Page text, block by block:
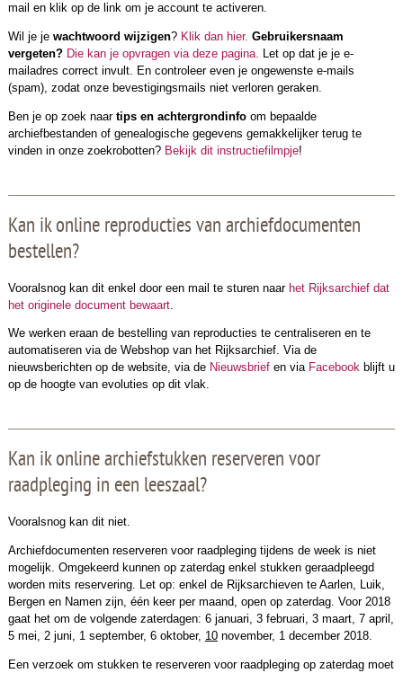
mail en klik op de link om je account te activeren.
Wil je je wachtwoord wijzigen? Klik dan hier. Gebruikersnaam
vergeten? Die kan je opvragen via deze pagina.
Let op dat je je e-
mailadres correct invult. En controleer even je ongewenste e-mails
(spam), zodat onze bevestigingsmails niet verloren geraken.
Ben je op zoek naar tips en achtergrondinfoom bepaalde
archiefbestanden of genealogische gegevens gemakkelijker terug te
vinden in onze zoekrobotten? Bekijk dit instructiefilmpje!
Kan ik online reproducties van archiefdocumenten
bestellen?
Vooralsnog kan dit enkel door een mail te sturen naar het Rijksarchief dat
het originele document bewaart.
We werken eraan de bestelling van reproducties te centraliseren en te
automatiseren via de Webshop van het Rijksarchief. Via de
nieuwsberichten op de website, via de Nieuwsbriefen via Facebookblijft u
op de hoogte van evoluties op dit vlak.
Kan ik online archiefstukken reserveren voor
raadpleging in een leeszaal?
Vooralsnog kan dit niet.
Archiefdocumenten reserveren voor raadpleging tijdens de week is niet
mogelijk. Omgekeerd kunnen op zaterdag enkel stukken geraadpleegd
worden mits reservering. Let op: enkel de Rijksarchieven te Aarlen, Luik,
Bergen en Namen zijn, één keer per maand, open op zaterdag. Voor 2018
gaat het om de volgende zaterdagen: 6 januari, 3 februari, 3 maart, 7 april,
5 mei, 2 juni, 1 september, 6 oktober, 10november, 1 december 2018.
Een verzoek om stukken te reserveren voor raadpleging op zaterdag moet